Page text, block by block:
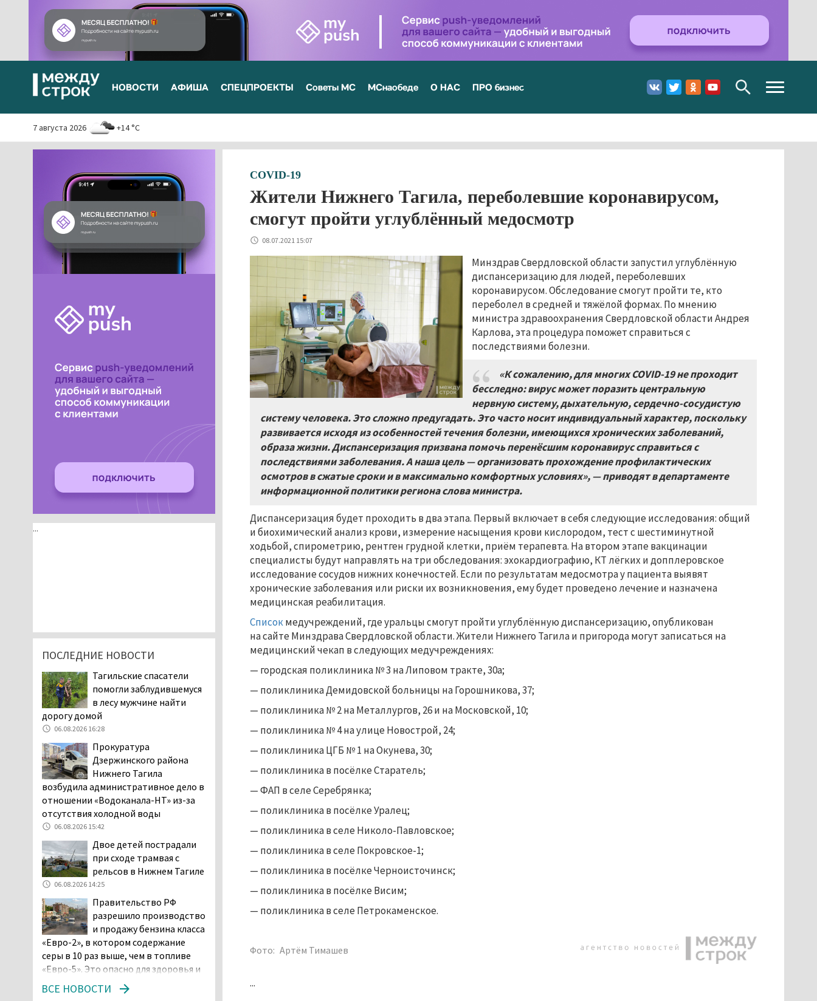
НОВОСТИ АФИША СПЕЦПРОЕКТЫ Советы МС МСнаобеде О НАС ПРО бизнес
Toggle
navigation
7 августа 2026 +14 °C
COVID-19
Жители Нижнего Тагила, переболевшие коронавирусом,
смогут пройти углублённый медосмотр
08.07.2021 15:07
Минздрав Свердловской области запустил углублённую
диспансеризацию для людей, переболевших
коронавирусом. Обследование смогут пройти те, кто
переболел в средней и тяжёлой формах. По мнению
министра здравоохранения Свердловской области Андрея
Карлова, эта процедура поможет справиться с
последствиями болезни.
«К сожалению, для многих COVID-19 не проходит
бесследно: вирус может поразить центральную
нервную систему, дыхательную, сердечно-сосудистую
систему человека. Это сложно предугадать. Это часто носит индивидуальный характер, поскольку
развивается исходя из особенностей течения болезни, имеющихся хронических заболеваний,
образа жизни. Диспансеризация призвана помочь перенёсшим коронавирус справиться с
последствиями заболевания. А наша цель — организовать прохождение профилактических
осмотров в сжатые сроки и в максимально комфортных условиях», — приводят в департаменте
информационной политики региона слова министра.
Диспансеризация будет проходить в два этапа. Первый включает в себя следующие исследования: общий
и биохимический анализ крови, измерение насыщения крови кислородом, тест с шестиминутной
ходьбой, спирометрию, рентген грудной клетки, приём терапевта. На втором этапе вакцинации
специалисты будут направлять на три обследования: эхокардиографию, КТ лёгких и допплеровское
исследование сосудов нижних конечностей. Если по результатам медосмотра у пациента выявят
хронические заболевания или риски их возникновения, ему будет проведено лечение и назначена
медицинская реабилитация.
Списокмедучреждений, где уральцы смогут пройти углублённую диспансеризацию, опубликован
на сайте Минздрава Свердловской области. Жители Нижнего Тагила и пригорода могут записаться на
медицинский чекап в следующих медучреждениях:
— городская поликлиника № 3 на Липовом тракте, 30а;
— поликлиника Демидовской больницы на Горошникова, 37;
— поликлиника № 2 на Металлургов, 26 и на Московской, 10;
— поликлиника № 4 на улице Новострой, 24;
— поликлиника ЦГБ № 1 на Окунева, 30;
— поликлиника в посёлке Старатель;
— ФАП в селе Серебрянка;
— поликлиника в посёлке Уралец;
— поликлиника в селе Николо-Павловское;
— поликлиника в селе Покровское-1;
— поликлиника в посёлке Черноисточинск;
— поликлиника в посёлке Висим;
— поликлиника в селе Петрокаменское.
Фото: Артём Тимашев
...
...
ПОСЛЕДНИЕ НОВОСТИ
Тагильские спасатели
помогли заблудившемуся
в лесу мужчине найти
дорогу домой
06.08.2026 16:28
Прокуратура
Дзержинского района
Нижнего Тагила
возбудила административное дело в
отношении «Водоканала-НТ» из-за
отсутствия холодной воды
06.08.2026 15:42
Двое детей пострадали
при сходе трамвая с
рельсов в Нижнем Тагиле
06.08.2026 14:25
Правительство РФ
разрешило производство
и продажу бензина класса
«Евро-2», в котором содержание
серы в 10 раз выше, чем в топливе
«Евро-5». Это опасно для здоровья и
повышает износ автомобиля
06.08.2026 13:53
ВСЕ НОВОСТИ